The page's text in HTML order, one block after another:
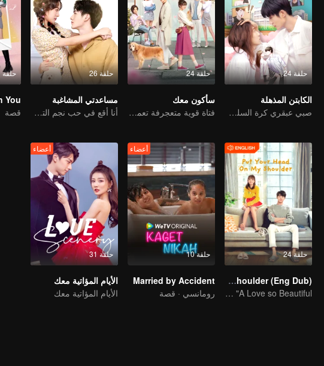
حلقة 24
الكابتن المذهلة
صبي عبقري كرة السلة تحول فجأة إلى فتاة ووجد حبها الحقيقي
حلقة 24
سأكون معك
فتاة قوية متعجرفة تعمل كمديرة تقع في الحب
حلقة 26
مساعدتي المشاغبة
أنا أقع في حب نجم الترفيه
حلقة 31
قصة
حلقة 24
Put Your Head On My Shoulder (Eng Dub)
It was adapted from the same series of novels as "A Love so Beautiful"
حلقة 10
أعضاء
Married by Accident
رومانسي · قصة
حلقة 31
أعضاء
الأيام المؤاتية معك
الأيام المؤاتية معك